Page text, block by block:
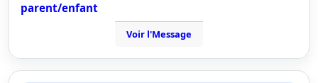
parent/enfant
Voir l'Message